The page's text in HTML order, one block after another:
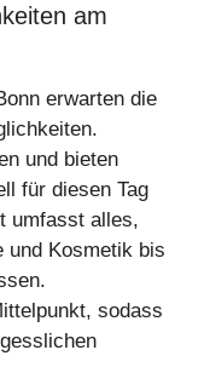
am
erwarten die
und bieten
für diesen Tag
umfasst alles,
und Kosmetik bis
sodass